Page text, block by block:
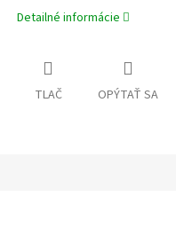
Detailné informácie
TLAČ OPÝTAŤ SA